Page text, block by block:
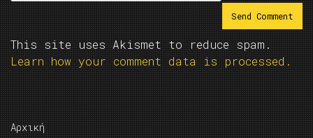
This site uses Akismet to reduce spam.
Learn how your comment data is processed.
Αρχική